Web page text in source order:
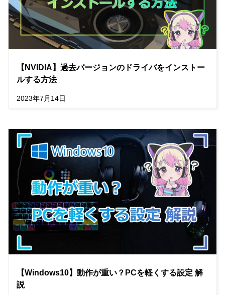
【NVIDIA】過去バージョンのドライバをインストー
ルする方法
2023年7月14日
【Windows10】動作が重い？PCを軽くする設定 解
説